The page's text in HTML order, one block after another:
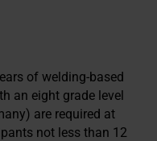
of welding-based
an eight grade level
are required at
not less than 12